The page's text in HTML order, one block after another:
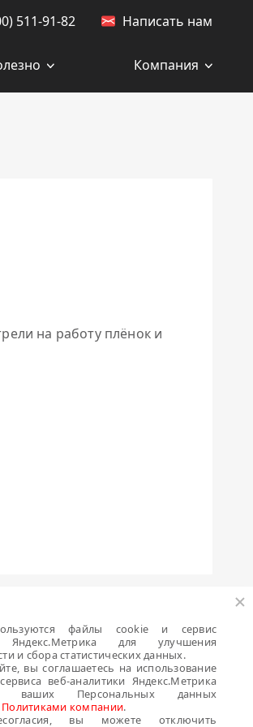
обратный звонок
511-91-82 Написать нам
Компания
на работу плёнок и
Библиотека «Ондулин»
Политики компании о
персональных данных
Антикоррупционная политика
файлы cookie и сервис
для улучшения
и сбора статистических данных.
вы соглашаетесь на использование
веб-аналитики Яндекс.Метрика
ваших Персональных данных
Политиками компании.
вы можете отключить